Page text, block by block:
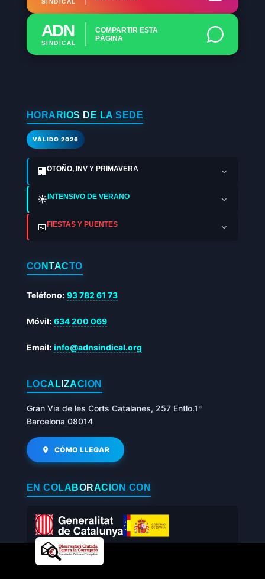
SINDICAL
ADN
SINDICAL
COMPARTIR ESTA
PÁGINA
HORARIOS DE LA SEDE
VÁLIDO 2026
🏢 OTOÑO, INV Y PRIMAVERA
☀️INTENSIVO DE VERANO
📅FIESTAS Y PUENTES
CONTACTO
Teléfono: 93 782 61 73
Móvil: 634 200 069
Email: info@adnsindical.org
LOCALIZACIÓN
Gran Via de les Corts Catalanes, 257 Entlo.1ª
Barcelona 08014
CÓMO LLEGAR
EN COLABORACIÓN CON